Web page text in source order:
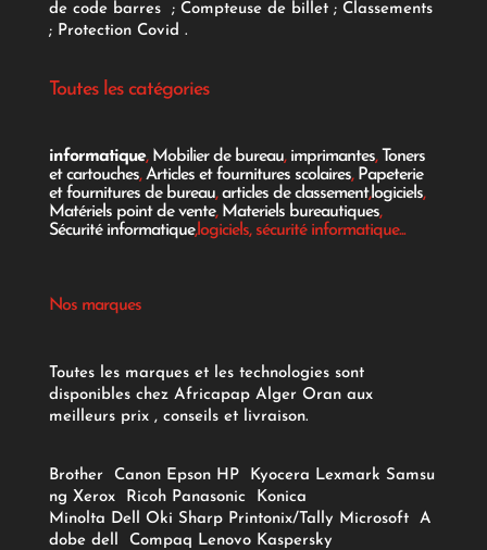
de code barres
; Compteuse de billet; Classements
; Protection Covid .
Toutes les catégories
informatique, Mobilier de bureau, imprimantes, Toners
et cartouches,Articles et fournitures scolaires, Papeterie
et fournitures de bureau,articles de classement,logiciels,
Matériels point de vente, Materiels bureautiques,
Sécurité informatique,logiciels, sécurité informatique...
Nos marques
Toutes les marques et les technologies sont
disponibles chez Africapap Alger Oran aux
meilleurs prix , conseils et livraison.
Brother Canon Epson HP Kyocera Lexmark Samsu
ng Xerox Ricoh Panasonic
Konica
Minolta Dell Oki Sharp Printonix/Tally Microsoft
A
dobe dell Compaq Lenovo Kaspersky